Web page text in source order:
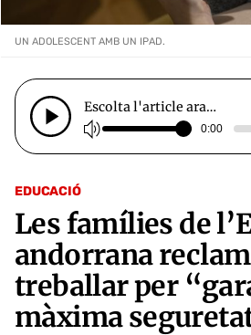
EDUCACIÓ
Les famílies de
andorrana
treballar per
màxima
UN ADOLESCENT AMB UN IPAD.
Escolta l'article ara…
0:00